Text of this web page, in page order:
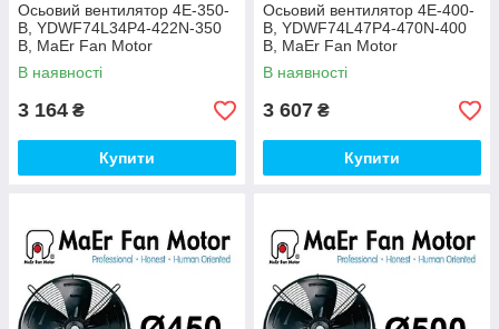
Осьовий вентилятор 4E-350-
B, YDWF74L34P4-422N-350
B, MaEr Fan Motor
В наявності
3 164 ₴
Купити
Осьовий вентилятор 4E-400-
B, YDWF74L47P4-470N-400
B, MaEr Fan Motor
В наявності
3 607 ₴
Купити